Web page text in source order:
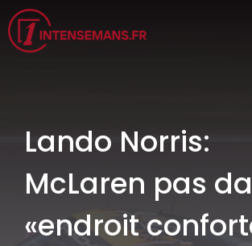
Aller
au
contenu
Lando Norris:
McLaren pas
«endroit